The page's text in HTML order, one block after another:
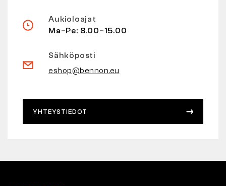
Aukioloajat
Ma–Pe: 8.00–15.00
Sähköposti
eshop@bennon.eu
YHTEYSTIEDOT